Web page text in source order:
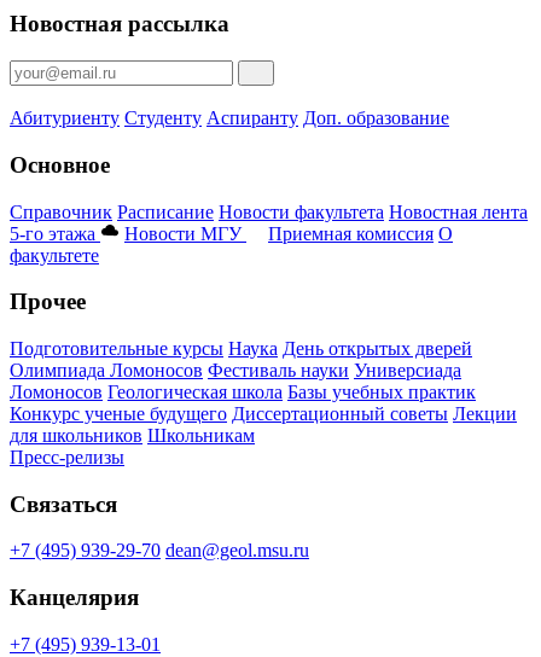
Новостная рассылка
Абитуриенту Студенту Аспиранту Доп. образование
Основное
Справочник Расписание Новости факультета Новостная лента
5-го этажа
Новости МГУ Приемная комиссия О
факультете
Прочее
Подготовительные курсы Наука День открытых дверей
Олимпиада Ломоносов Фестиваль науки Универсиада
Ломоносов Геологическая школа Базы учебных практик
Конкурс ученые будущего Диссертационный советы Лекции
для школьников Школьникам
Пресс-релизы
Связаться
+7 (495) 939-29-70 dean@geol.msu.ru
Канцелярия
+7 (495) 939-13-01